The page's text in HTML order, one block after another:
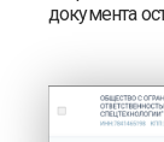
документа